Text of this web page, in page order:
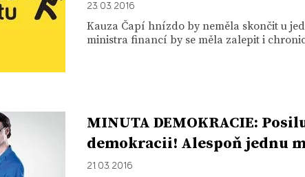
23. 03. 2016
Kauza Čapí hnízdo by neměla skončit u
ministra financí by se měla zalepit i
MINUTA DEMOKRACIE:
demokracii! Alespoň jednu
21. 03. 2016